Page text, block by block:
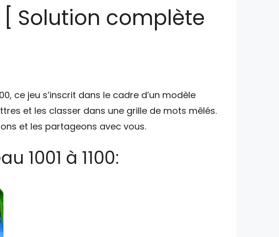
[ Solution complète
ce jeu s’inscrit dans le cadre d’un modèle
et les classer dans une grille de mots mêlés.
et les partageons avec vous.
1001 à 1100: